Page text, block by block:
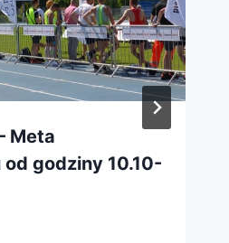
Meta
od godziny 10.10-